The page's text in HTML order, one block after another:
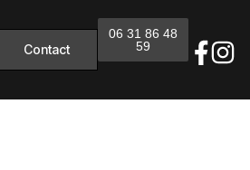
Contact
06 31 86 48
59